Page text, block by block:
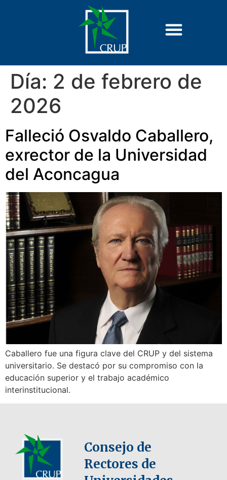
Día: 2 de febrero de
2026
Falleció Osvaldo Caballero,
exrector de la Universidad
del Aconcagua
Caballero fue una figura clave del CRUP y del sistema
universitario. Se destacó por su compromiso con la
educación superior y el trabajo académico
interinstitucional.
Consejo de
Rectores de